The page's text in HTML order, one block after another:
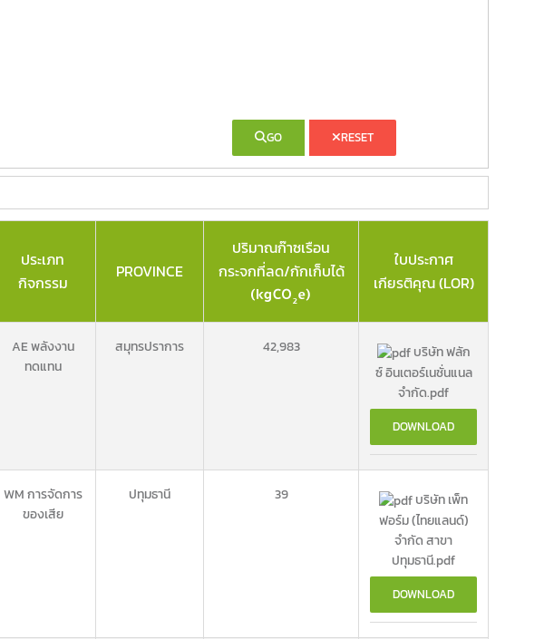
GO RESET
ประเภท
กิจกรรม
PROVINCE
ปริมาณก๊าซเรือน
กระจกที่ลด/กักเก็บได้
ใบประกาศ
เกียรติคุณ (LOR)
AE พลังงาน
ทดแทน
สมุทรปราการ 42,983
บริษัท ฟลัก
ซ์ อินเตอร์เนชั่นแนล
จำกัด.pdf
DOWNLOAD
WM การจัดการ
ของเสีย
ปทุมธานี 39
บริษัท เพ็ท
ฟอร์ม (ไทยแลนด์)
จำกัด สาขา
ปทุมธานี.pdf
DOWNLOAD